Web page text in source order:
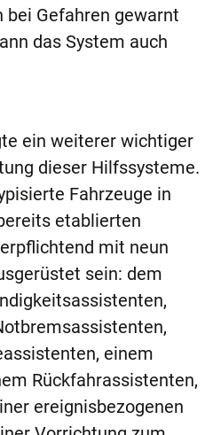
bei Gefahren gewarnt
das System auch
ein weiterer wichtiger
dieser Hilfssysteme.
Fahrzeuge in
etablierten
mit neun
sein: dem
einem
Rückfahrassistenten,
ereignisbezogenen